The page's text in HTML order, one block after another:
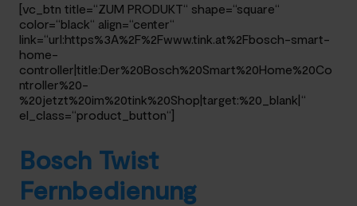
[vc_btn title=“ZUM PRODUKT“ shape=“square“
color=“black“ align=“center“
link=“url:https%3A%2F%2Fwww.tink.at%2Fbosch-smart-
home-
controller|title:Der%20Bosch%20Smart%20Home%20Co
ntroller%20-
%20jetzt%20im%20tink%20Shop|target:%20_blank|“
el_class=“product_button“]
Bosch Twist
Fernbedienung